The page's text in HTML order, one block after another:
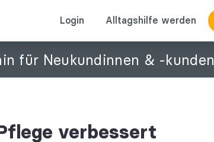
Login Alltagshilfe werden
für Neukundinnen & -kunden
verbessert